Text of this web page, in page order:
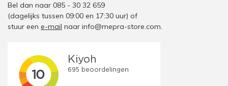
Bel dan naar 085 - 30 32 659
(dagelijks tussen 09:00 en 17:30 uur) of
stuur een e-mail naar info@mepra-store.com.